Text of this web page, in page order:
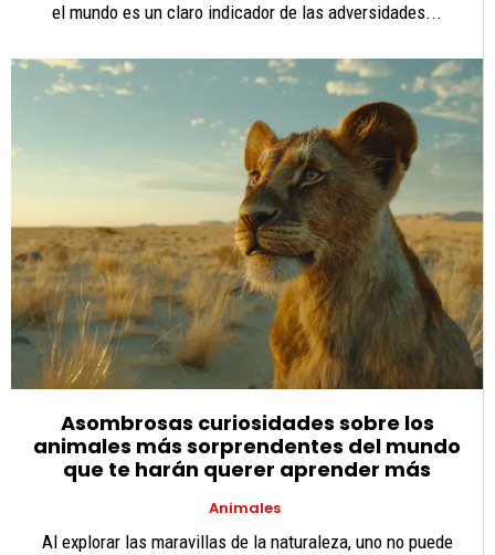
el mundo es un claro indicador de las adversidades...
Asombrosas curiosidades sobre los
animales más sorprendentes del mundo
que te harán querer aprender más
Animales
Al explorar las maravillas de la naturaleza, uno no puede